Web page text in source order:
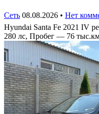
Сеть 08.08.2026 • Нет
Hyundai Santa Fe 2021 IV
280 лс, Пробег — 76